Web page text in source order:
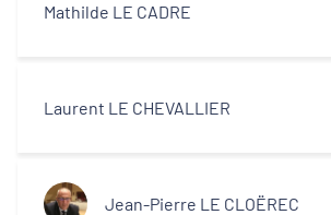
Mathilde LE CADRE
Laurent LE CHEVALLIER
Jean-Pierre LE CLOËREC